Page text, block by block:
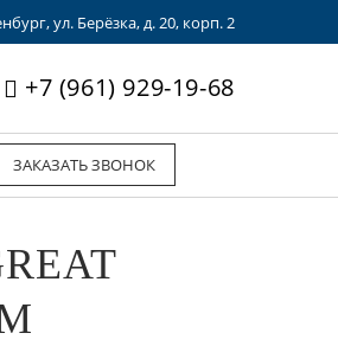
ул. Берёзка, д. 20, корп. 2
+7 (961) 929-19-68
ЗАКАЗАТЬ ЗВОНОК